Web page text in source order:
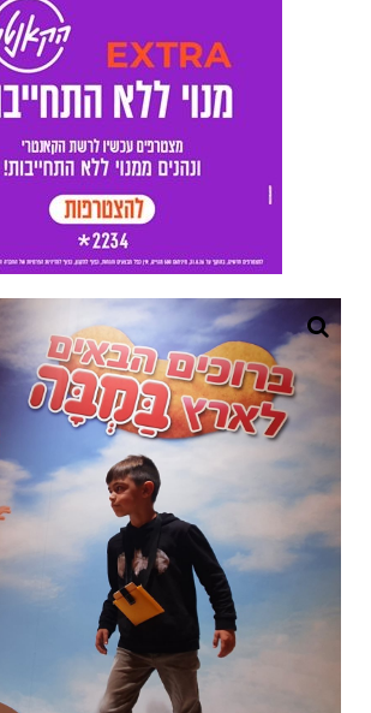
מרכז מבקרים במבה - צילום אלדה